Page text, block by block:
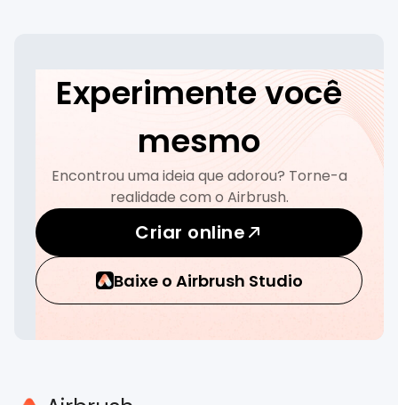
Experimente você
mesmo
Encontrou uma ideia que adorou? Torne-a
realidade com o Airbrush.
Criar online
Baixe o Airbrush Studio